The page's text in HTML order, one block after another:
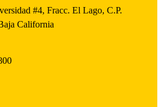
#4, Fracc. El Lago, C.P.
California